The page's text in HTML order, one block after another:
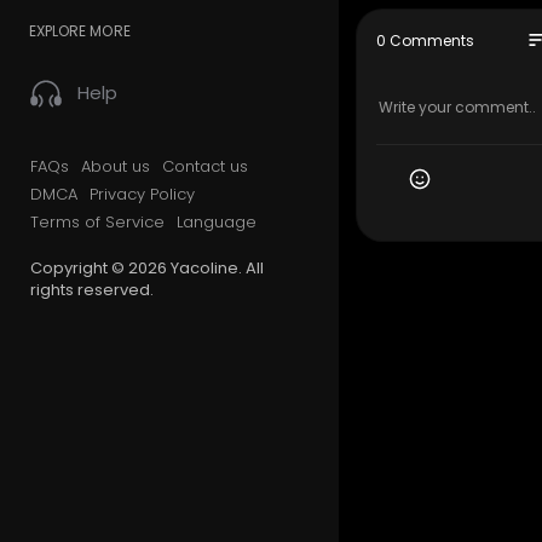
EXPLORE MORE
Help
FAQs About us
Contact us
DMCA Privacy Policy
Terms of Service
Language
Copyright © 2026 Yacoline. All
rights reserved.
0 Comments